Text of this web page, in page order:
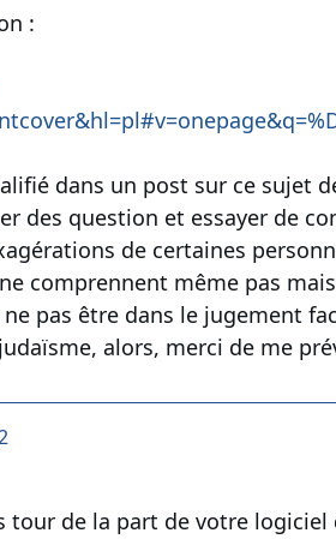
:
dans un post sur ce sujet
des question et essayer de
de certaines
comprennent même pas
pas être dans le jugement
alors, merci de me
tour de la part de votre logiciel